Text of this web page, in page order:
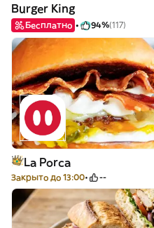
Burger King
Бесплатно 94%(117)
La Porca
Закрыто до 13:00 --